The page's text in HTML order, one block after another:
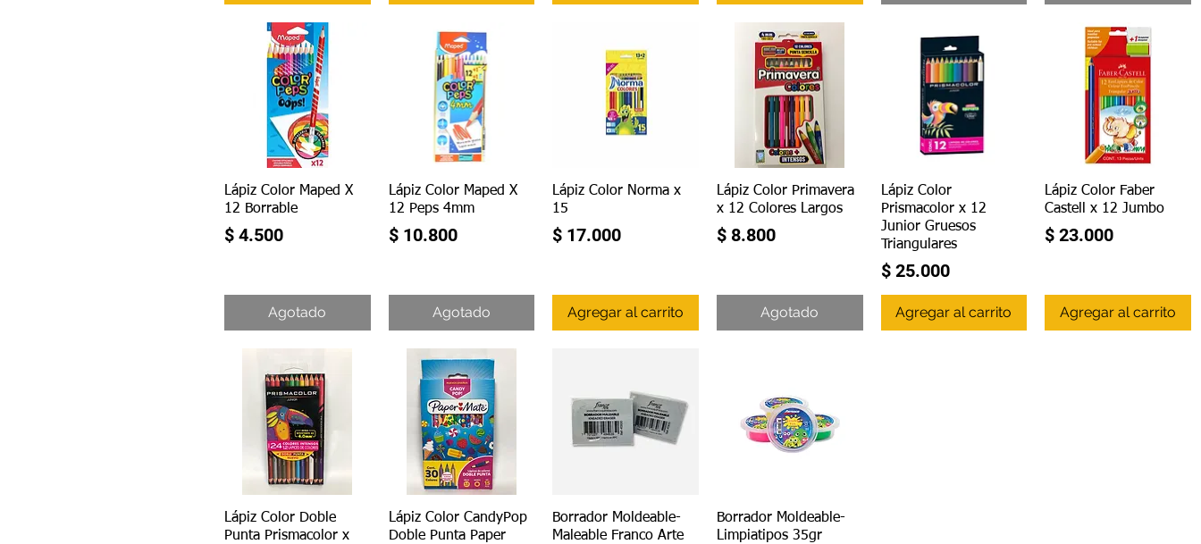
Vista rápida
Lápiz Color Maped X
12 Borrable
Precio
$ 4.500
Agotado
Vista rápida
Lápiz Color Maped X
12 Peps 4mm
Precio
$ 10.800
Agotado
Vista rápida
Lápiz Color Norma x
15
Precio
$ 17.000
Agregar al carrito
Vista rápida
Lápiz Color Primavera
x 12 Colores Largos
Precio
$ 8.800
Agotado
Vista rápida
Lápiz Color
Prismacolor x 12
Junior Gruesos
Triangulares
Precio
$ 25.000
Agregar al carrito
Vista rápida
Lápiz Color Faber
Castell x 12 Jumbo
Precio
$ 23.000
Agregar al carrito
Vista rápida
Lápiz Color Doble
Punta Prismacolor x
Vista rápida
Lápiz Color CandyPop
Doble Punta Paper
Vista rápida
Borrador Moldeable-
Maleable Franco Arte
Vista rápida
Borrador Moldeable-
Limpiatipos 35gr